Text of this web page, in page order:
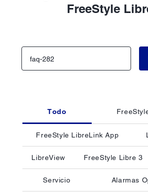
FreeStyle
Todo
FreeStyle LibreLink App
LibreView FreeStyle Libre 3
Servicio Alarmas